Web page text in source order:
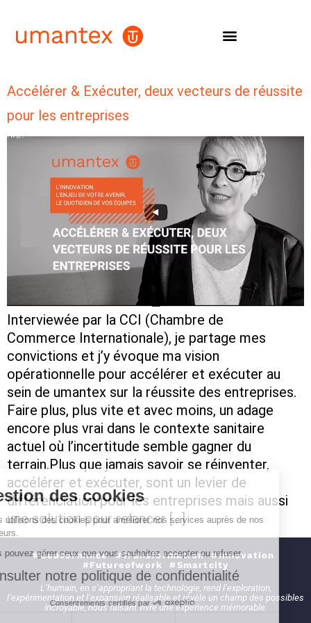
Accélérer & Exécuter, deux vecteurs de réussite
pour les entreprises
Interviewée par la CCI (Chambre de
Commerce Internationale), je partage mes
convictions et j’y évoque ma vision
opérationnelle pour accélérer et exécuter au
sein de umantex sur la réussite des entreprises.
Faire plus, plus vite et avec moins, un adage
encore plus vrai dans le contexte sanitaire
actuel où l’incertitude semble gagner du
terrain.Plus que jamais savoir se réinventer,
accélérer et exécuter, sont un levier de
différenciation pour les entreprises mais aussi
une solution pour relancer […]
#Gouvernance #Transformation #Innovation
#Futureofwork #Smartcity
L’humain, en s’appropriant la technologie, rend l’exploration,
l’expérimentation et l’expansion réalisable et révèle un champ des possibles
incroyable, nous faisant vivre une expérience mémorable.
Gestion des cookies
Nous utilisons des cookies pour améliorer nos services auprès de nos
visiteurs.
Vous pouvez gérer ceux que vous souhaitez accepter ou refuser.
Consulter notre politique de confidentialité
Consentements certifiés par